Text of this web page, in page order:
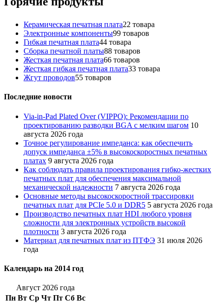
Керамическая печатная плата22 товара
Электронные компоненты99 товаров
Гибкая печатная плата44 товара
Сборка печатной платы88 товаров
Жесткая печатная плата66 товаров
Жесткая гибкая печатная плата33 товара
Жгут проводов55 товаров
Последние новости
Via-in-Pad Plated Over (VIPPO): Рекомендации по
проектированию разводки BGA с мелким шагом 10
августа 2026 года
Точное регулирование импеданса: как обеспечить
допуск импеданса ±5% в высокоскоростных печатных
платах 9 августа 2026 года
Как соблюдать правила проектирования гибко-жестких
печатных плат для обеспечения максимальной
механической надежности 7 августа 2026 года
Основные методы высокоскоростной трассировки
печатных плат для PCIe 5.0 и DDR5 5 августа 2026 года
Производство печатных плат HDI любого уровня
сложности для электронных устройств высокой
плотности 3 августа 2026 года
Материал для печатных плат из ПТФЭ 31 июля 2026
года
Календарь на 2014 год
Август 2026 года
Пн Вт Ср Чт Пт Сб Вс